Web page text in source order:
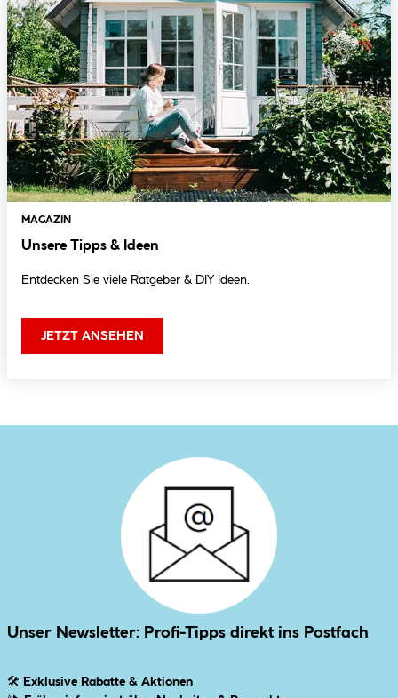
MAGAZIN
Unsere Tipps & Ideen
Entdecken Sie viele Ratgeber & DIY Ideen.
JETZT ANSEHEN
Unser Newsletter: Profi-Tipps direkt ins Postfach
🛠 Exklusive Rabatte & Aktionen